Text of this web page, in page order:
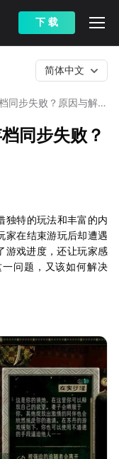
下 载
同步失败？原因与解决
简体中文
同步失败？
独特的玩法和丰富的内
家在结束游玩后却遭遇
游戏进度，还让玩家感
问题，又该如何解决